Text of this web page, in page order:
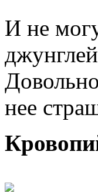
И не
нее